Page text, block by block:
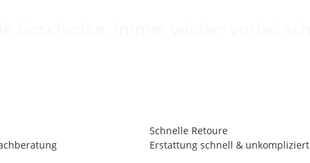
Schnelle Retoure
Erstattung schnell & unkompliziert